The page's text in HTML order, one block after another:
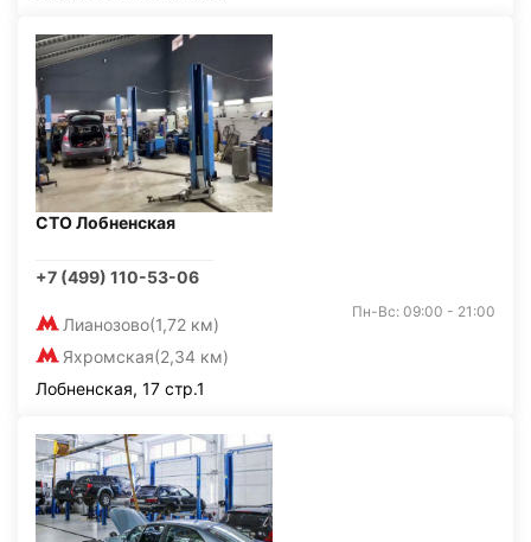
СТО Лобненская
+7 (499) 110-53-06
Лианозово(1,72 км)
Яхромская(2,34 км)
Пн-Вс: 09:00 - 21:00
Лобненская, 17 стр.1